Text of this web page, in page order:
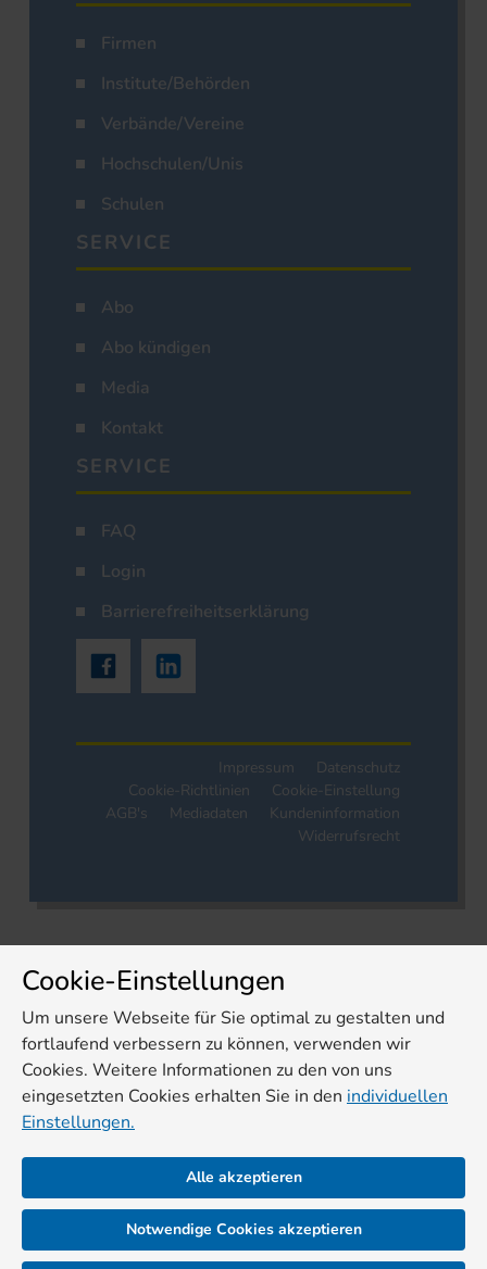
Firmen
Institute/Behörden
Verbände/Vereine
Hochschulen/Unis
Schulen
SERVICE
Abo
Abo kündigen
Media
Kontakt
SERVICE
FAQ
Login
Barrierefreiheitserklärung
Impressum
Datenschutz
Cookie-Richtlinien
Cookie-Einstellung
AGB's
Mediadaten
Kundeninformation
Widerrufsrecht
Cookie-Einstellungen
Um unsere Webseite für Sie optimal zu gestalten und
fortlaufend verbessern zu können, verwenden wir
Cookies. Weitere Informationen zu den von uns
eingesetzten Cookies erhalten Sie in den individuellen
Einstellungen.
Alle akzeptieren
Notwendige Cookies akzeptieren